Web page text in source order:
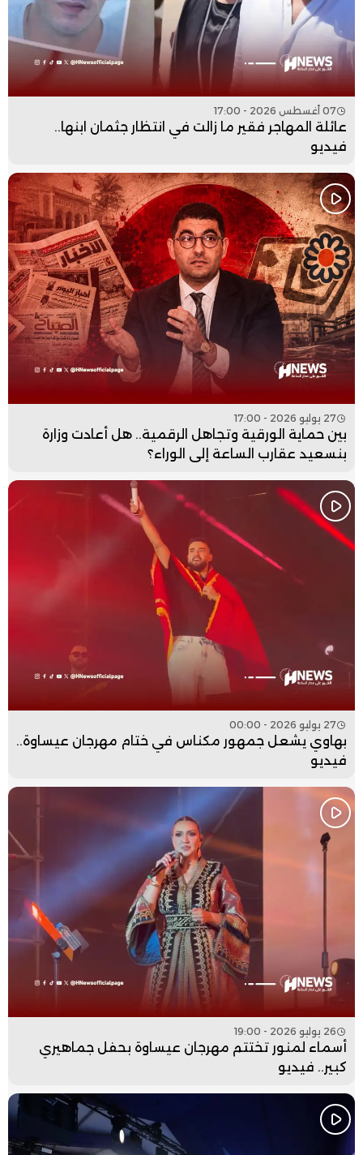
07 أغسطس 2026 - 17:00
عائلة المهاجر فقير ما زالت في انتظار جثمان ابنها..
فيديو
27 يوليو 2026 - 17:00
بين حماية الورقية وتجاهل الرقمية.. هل أعادت وزارة
بنسعيد عقارب الساعة إلى الوراء؟
27 يوليو 2026 - 00:00
بهاوي يشعل جمهور مكناس في ختام مهرجان عيساوة..
فيديو
26 يوليو 2026 - 19:00
أسماء لمنور تختتم مهرجان عيساوة بحفل جماهيري
كبير.. فيديو